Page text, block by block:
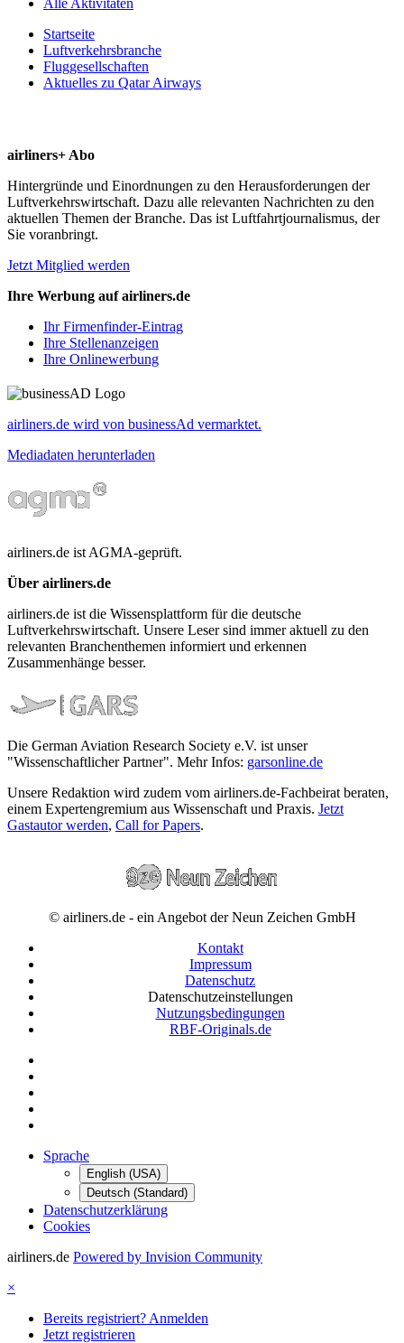
Startseite
Luftverkehrsbranche
Fluggesellschaften
Aktuelles zu Qatar Airways
airliners+ Abo
Hintergründe und Einordnungen zu den Herausforderungen der
Luftverkehrswirtschaft. Dazu alle relevanten Nachrichten zu den
aktuellen Themen der Branche. Das ist Luftfahrtjournalismus, der
Sie voranbringt.
Jetzt Mitglied werden
Ihre Werbung auf airliners.de
Ihr Firmenfinder-Eintrag
Ihre Stellenanzeigen
Ihre Onlinewerbung
airliners.de wird von businessAd vermarktet.
Mediadaten herunterladen
airliners.de ist AGMA-geprüft.
Über airliners.de
airliners.de ist die Wissensplattform für die deutsche
Luftverkehrswirtschaft. Unsere Leser sind immer aktuell zu den
relevanten Branchenthemen informiert und erkennen
Zusammenhänge besser.
Die German Aviation Research Society e.V. ist unser
"Wissenschaftlicher Partner". Mehr Infos: garsonline.de
Unsere Redaktion wird zudem vom airliners.de-Fachbeirat beraten,
einem Expertengremium aus Wissenschaft und Praxis. Jetzt
Gastautor werden, Call for Papers.
© airliners.de - ein Angebot der Neun Zeichen GmbH
Kontakt
Impressum
Datenschutz
Datenschutzeinstellungen
Nutzungsbedingungen
RBF-Originals.de
Sprache
English (USA)
Deutsch (Standard)
Datenschutzerklärung
Cookies
airliners.de Powered by Invision Community
×
Bereits registriert? Anmelden
Jetzt registrieren